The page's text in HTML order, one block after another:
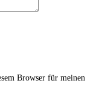
Browser für meinen